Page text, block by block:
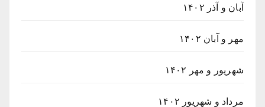
آبان و آذر ۱۴۰۲
مهر و آبان ۱۴۰۲
شهریور و مهر ۱۴۰۲
مرداد و شهریور ۱۴۰۲